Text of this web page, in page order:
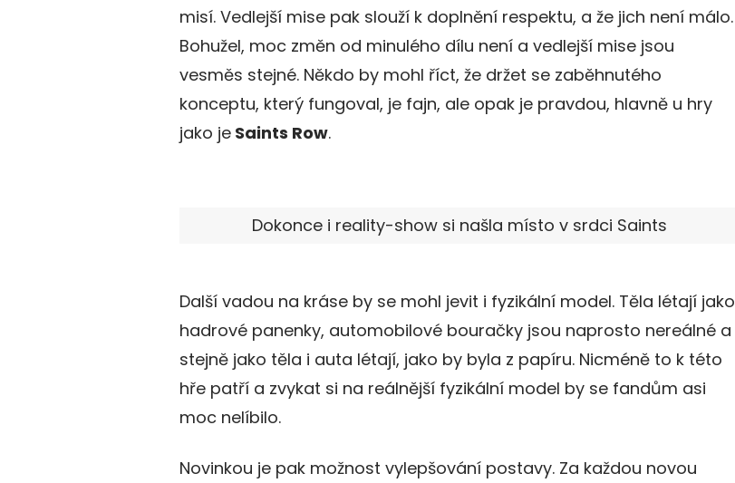
misí. Vedlejší mise pak slouží k doplnění respektu, a že jich není málo.
Bohužel, moc změn od minulého dílu není a vedlejší mise jsou
vesměs stejné. Někdo by mohl říct, že držet se zaběhnutého
konceptu, který fungoval, je fajn, ale opak je pravdou, hlavně u hry
jako je Saints Row.
Dokonce i reality-show si našla místo v srdci Saints
Další vadou na kráse by se mohl jevit i fyzikální model. Těla létají jako
hadrové panenky, automobilové bouračky jsou naprosto nereálné a
stejně jako těla i auta létají, jako by byla z papíru. Nicméně to k této
hře patří a zvykat si na reálnější fyzikální model by se fandům asi
moc nelíbilo.
Novinkou je pak možnost vylepšování postavy. Za každou novou